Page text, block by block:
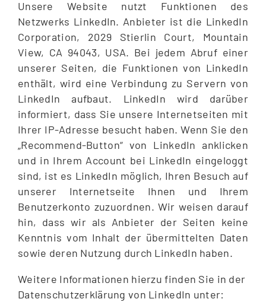
Unsere Website nutzt Funktionen des
Netzwerks LinkedIn. Anbieter ist die LinkedIn
Corporation, 2029 Stierlin Court, Mountain
View, CA 94043, USA. Bei jedem Abruf einer
unserer Seiten, die Funktionen von LinkedIn
enthält, wird eine Verbindung zu Servern von
LinkedIn aufbaut. LinkedIn wird darüber
informiert, dass Sie unsere Internetseiten mit
Ihrer IP-Adresse besucht haben. Wenn Sie den
„Recommend-Button“ von LinkedIn anklicken
und in Ihrem Account bei LinkedIn eingeloggt
sind, ist es LinkedIn möglich, Ihren Besuch auf
unserer Internetseite Ihnen und Ihrem
Benutzerkonto zuzuordnen. Wir weisen darauf
hin, dass wir als Anbieter der Seiten keine
Kenntnis vom Inhalt der übermittelten Daten
sowie deren Nutzung durch LinkedIn haben.
Weitere Informationen hierzu finden Sie in der
Datenschutzerklärung von LinkedIn unter: